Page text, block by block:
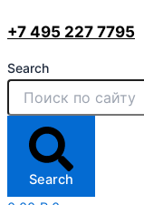
+7 495 227 7795
Search
Search